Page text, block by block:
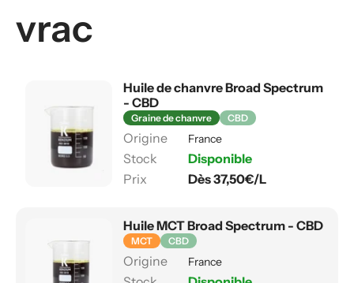
vrac
Huile de chanvre Broad Spectrum
- CBD
Graine de chanvre CBD
France
Disponible
Dès 37,50€/L
Huile MCT Broad Spectrum - CBD
MCT CBD
France